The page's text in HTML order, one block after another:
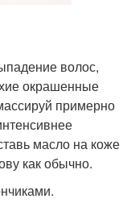
волос,
окрашенные
примерно
масло на коже
как обычно.